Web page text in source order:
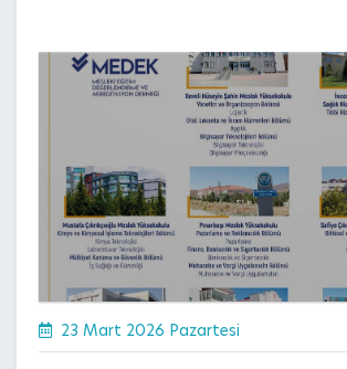
23 Mart 2026 Pazartesi